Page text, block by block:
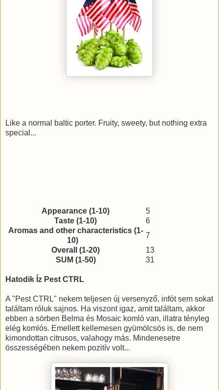
Like a normal baltic porter. Fruity, sweety, but nothing extra
special...
Appearance (1-10)
5
Taste (1-10)
6
Aromas and other characteristics (1-
10)
7
Overall (1-20)
13
SUM (1-50)
31
Hatodik Íz Pest CTRL
A "Pest CTRL" nekem teljesen új versenyző, infót sem sokat
találtam róluk sajnos. Ha viszont igaz, amit találtam, akkor
ebben a sörben Belma és Mosaic komló van, illatra tényleg
elég komlós. Emellett kellemesen gyümölcsös is, de nem
kimondottan citrusos, valahogy más. Mindenesetre
összességében nekem pozitív volt...